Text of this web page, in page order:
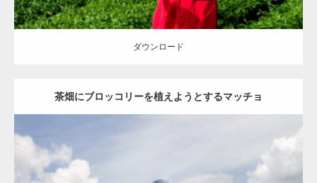
ダウンロード
茶畑にブロッコリーを植えようとするマッチョ